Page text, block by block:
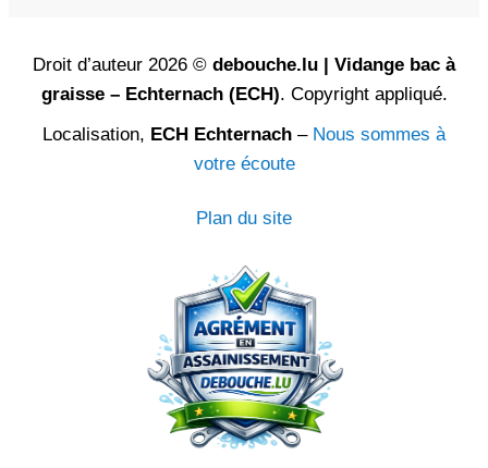
Droit d’auteur 2026 © debouche.lu | Vidange bac à
graisse – Echternach (ECH). Copyright appliqué.
Localisation, ECH Echternach – Nous sommes à
votre écoute
Plan du site